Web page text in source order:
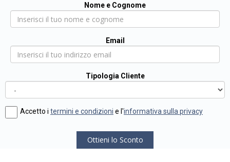
Nome e Cognome
Email
Tipologia Cliente
Accetto i termini e condizioni e l'informativa sulla privacy
Ottieni lo Sconto